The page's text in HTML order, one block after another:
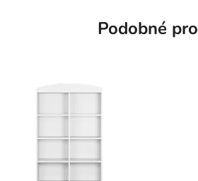
Podobné